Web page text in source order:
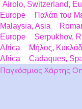
Airolo, Switzerland,
Europe
Παλάτι του
Malaysia, Asia
Europe
Serpukhov,
Africa
Μήλος,
Africa
Cadaques,
Παγκόσμιος Χάρτης